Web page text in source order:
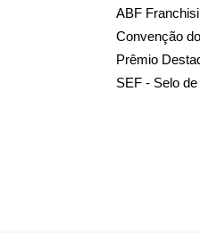
ABF
Convenção
Prêmio
SEF - Selo